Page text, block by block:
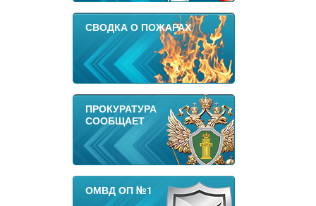
СВОДКА О ПОЖАРАХ
ПРОКУРАТУРА
СООБЩАЕТ
ОМВД ОП №1